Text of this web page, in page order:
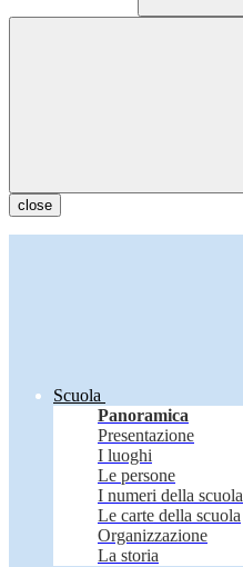
close
Scuola
Panoramica
Presentazione
I luoghi
Le persone
I numeri della scuola
Le carte della scuola
Organizzazione
La storia